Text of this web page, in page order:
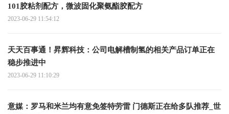
101胶粘剂配方，微波固化聚氨酯胶配方
2023-06-29 11:54:12
天天百事通！昇辉科技：公司电解槽制氢的相关产品订单正在
稳步推进中
2023-06-29 11:10:29
意媒：罗马和米兰均有意免签特劳雷 门德斯正在给多队推荐_世